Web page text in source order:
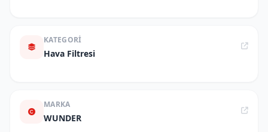
KATEGORI
Hava Filtresi
MARKA
WUNDER